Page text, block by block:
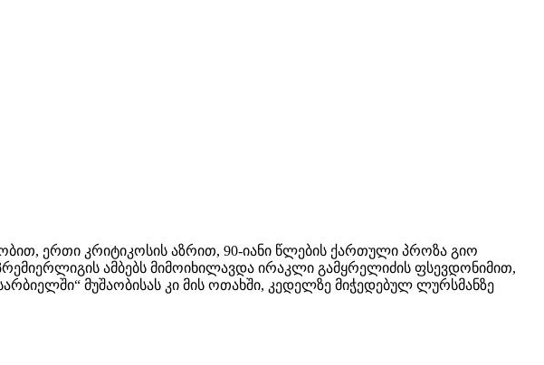
ერთი კრიტიკოსის აზრით, 90-იანი წლების ქართული პროზა გიო
ამბებს მიმოიხილავდა ირაკლი გამყრელიძის ფსევდონიმით,
მუშაობისას კი მის ოთახში, კედელზე მიჭედებულ ლურსმანზე